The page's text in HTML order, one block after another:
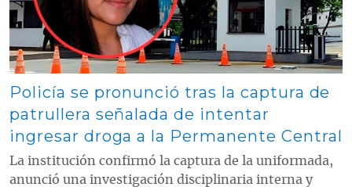
Policía se pronunció tras la captura de
patrullera señalada de intentar
ingresar droga a la Permanente Central
La institución confirmó la captura de la uniformada,
anunció una investigación disciplinaria interna y